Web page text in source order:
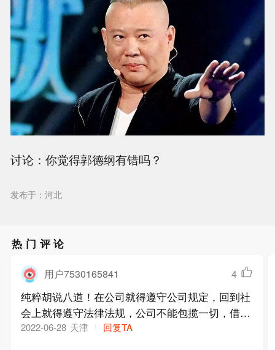
讨论：你觉得郭德纲有错吗？
发布于：河北
热门评论
用户7530165841 4
纯粹胡说八道！在公司就得遵守公司规定，回到社
会上就得遵守法律法规，公司不能包揽一切，借机
指责德云社，不是居心不良，就是浑水摸鱼
2022-06-28 天津 回复TA